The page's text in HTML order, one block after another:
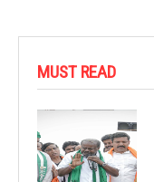
MUST READ